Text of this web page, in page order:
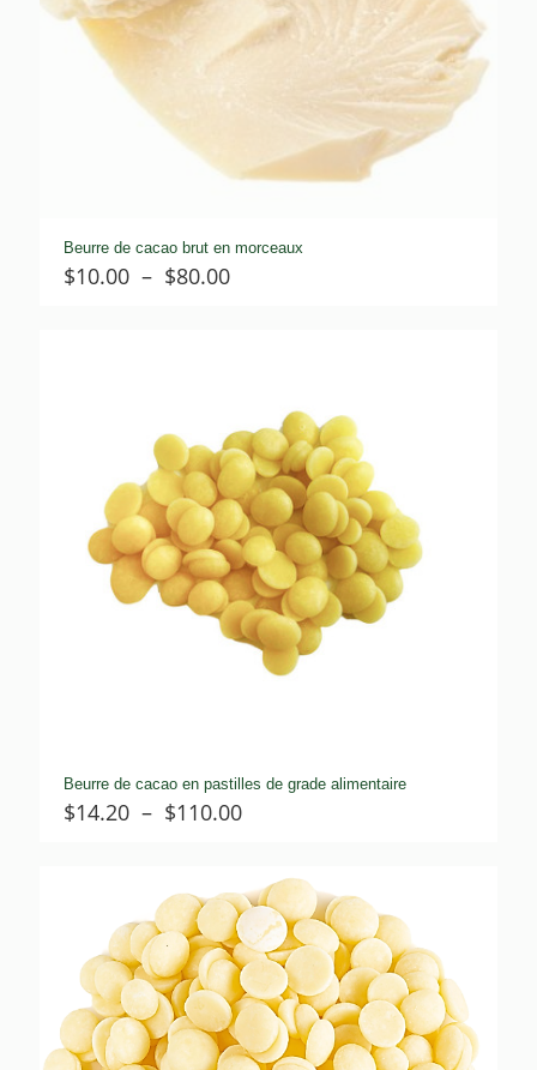
Beurre de cacao brut en morceaux
$10.00 – $80.00Plage
Beurre de cacao en pastilles de grade alimentaire
$14.20 – $110.00Plage
$14.20
à
$110.00